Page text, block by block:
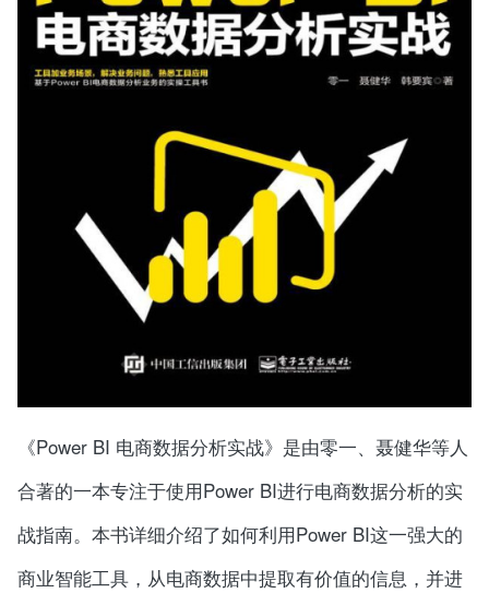
《Power BI 电商数据分析实战》是由零一、聂健华等人
合著的一本专注于使用Power BI进行电商数据分析的实
战指南。本书详细介绍了如何利用Power BI这一强大的
商业智能工具，从电商数据中提取有价值的信息，并进